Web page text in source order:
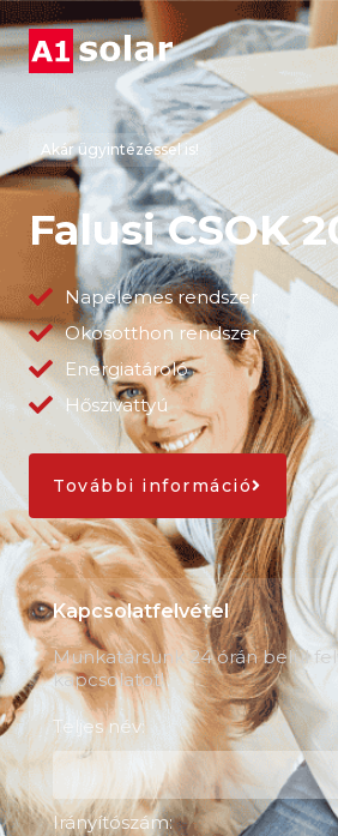
Akár ügyintézéssel is!
Falusi CSOK
Napelemes rendszer
Okosotthon rendszer
Energiatároló
Hőszivattyú
További információ
Kapcsolatfelvétel
Munkatársunk 24 órán belül
kapcsolatot!
Teljes név:
Irányítószám: